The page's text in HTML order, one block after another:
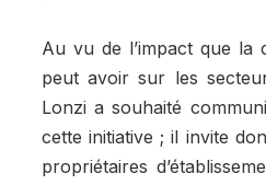
Au vu de l’impact que la
peut avoir sur les
Lonzi a souhaité
cette initiative ; il invite
propriétaires